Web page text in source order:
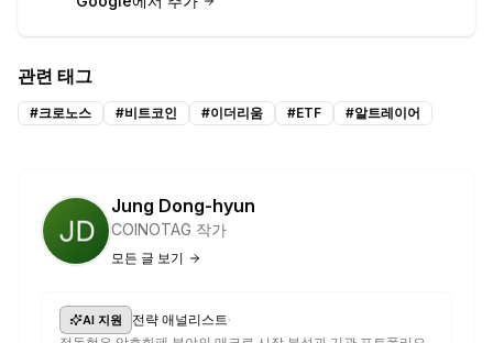
관련 태그
#크로노스 #비트코인 #이더리움 #ETF #알트레이어
Jung Dong-hyun
COINOTAG 작가
모든 글 보기
AI 지원 전략 애널리스트·